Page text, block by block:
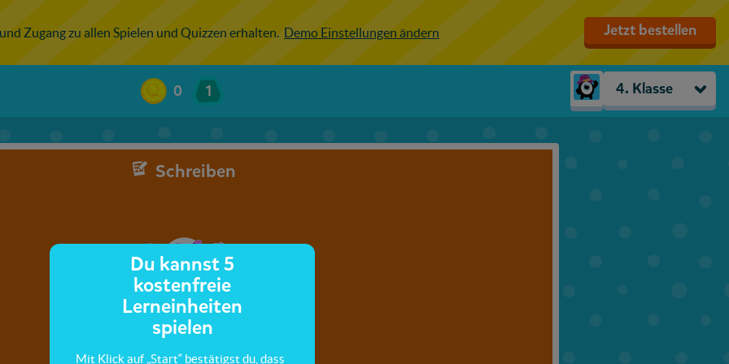
Zugang zu allen Spielen und Quizzen erhalten. Demo Einstellungen ändern Jetzt bestellen
0 1 4. Klasse
Schreiben
Du kannst 5
kostenfreie
Lerneinheiten
spielen
Mit Klick auf „Start“ bestätigst du, dass